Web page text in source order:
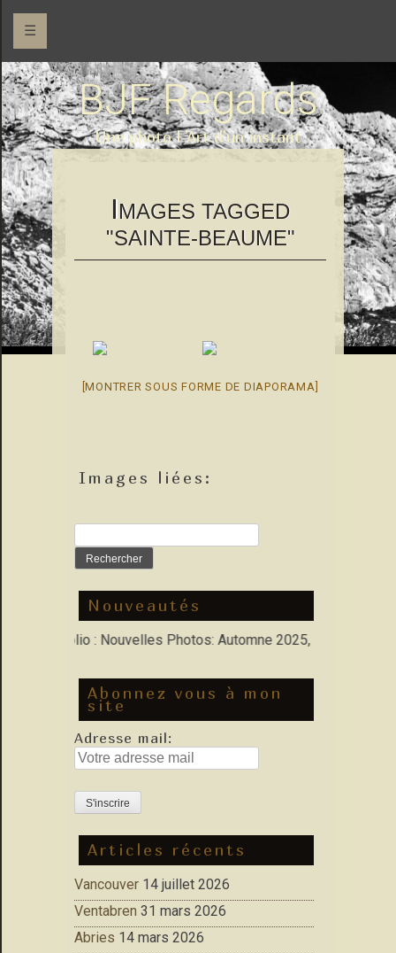
☰
BJF Regards
Une photo l 'Art d'un instant
IMAGES TAGGED
"SAINTE-BEAUME"
[MONTRER SOUS FORME DE DIAPORAMA]
Images liées:
Nouveautés
Porfolio : Nouvelles Photos: Automne 2025, Hiver 2026
Abonnez vous à mon
site
Adresse mail:
Articles récents
Vancouver 14 juillet 2026
Ventabren 31 mars 2026
Abries 14 mars 2026